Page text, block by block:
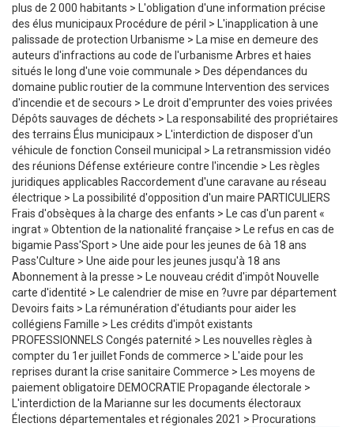
plus de 2 000 habitants > L'obligation d'une information précise
des élus municipaux Procédure de péril > L'inapplication à une
palissade de protection Urbanisme > La mise en demeure des
auteurs d'infractions au code de l'urbanisme Arbres et haies
situés le long d'une voie communale > Des dépendances du
domaine public routier de la commune Intervention des services
d'incendie et de secours > Le droit d'emprunter des voies privées
Dépôts sauvages de déchets > La responsabilité des propriétaires
des terrains Élus municipaux > L'interdiction de disposer d'un
véhicule de fonction Conseil municipal > La retransmission vidéo
des réunions Défense extérieure contre l'incendie > Les règles
juridiques applicables Raccordement d'une caravane au réseau
électrique > La possibilité d'opposition d'un maire PARTICULIERS
Frais d'obsèques à la charge des enfants > Le cas d'un parent «
ingrat » Obtention de la nationalité française > Le refus en cas de
bigamie Pass'Sport > Une aide pour les jeunes de 6à 18 ans
Pass'Culture > Une aide pour les jeunes jusqu'à 18 ans
Abonnement à la presse > Le nouveau crédit d'impôt Nouvelle
carte d'identité > Le calendrier de mise en ?uvre par département
Devoirs faits > La rémunération d'étudiants pour aider les
collégiens Famille > Les crédits d'impôt existants
PROFESSIONNELS Congés paternité > Les nouvelles règles à
compter du 1er juillet Fonds de commerce > L'aide pour les
reprises durant la crise sanitaire Commerce > Les moyens de
paiement obligatoire DEMOCRATIE Propagande électorale >
L'interdiction de la Marianne sur les documents électoraux
Élections départementales et régionales 2021 > Procurations